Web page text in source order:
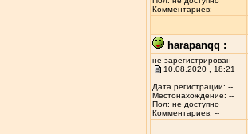
Комментариев: --
harapanqq :
не зарегистрирован
10.08.2020 , 18:21
Дата регистрации: --
Местонахождение: --
Пол: не доступно
Комментариев: --